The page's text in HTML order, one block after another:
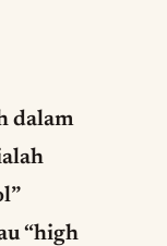
dalam
“high